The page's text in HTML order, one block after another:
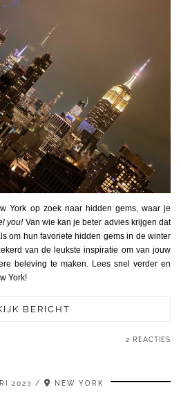
York op zoek naar hidden gems, waar je
you!Van wie kan je beter advies krijgen dat
om hun favoriete hidden gems in de winter
van de leukste inspiratie om van jouw
beleving te maken. Lees snel verder en
York!
BERICHT
2 REACTIES
2023 NEW YORK